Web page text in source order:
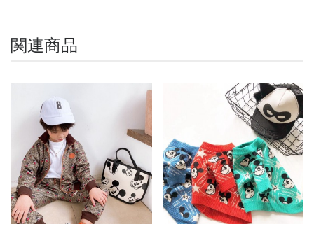
関連商品